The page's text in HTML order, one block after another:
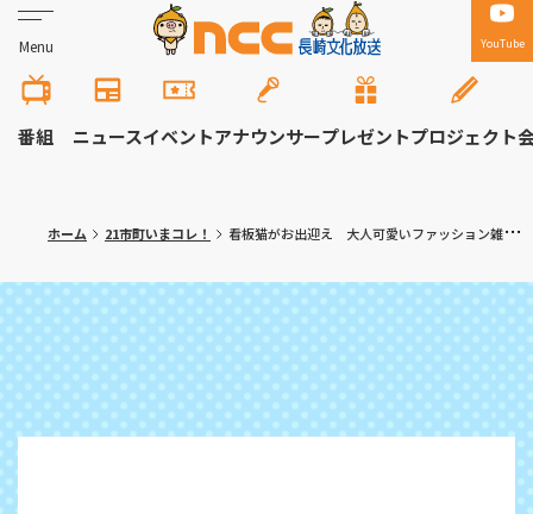
Menu YouTube
番組 ニュースイベントアナウンサープレゼントプロジェクト
ホーム 21市町いまコレ！ 看板猫がお出迎え 大人可愛いファッション雑貨のお店 長崎市「カレーニナ」